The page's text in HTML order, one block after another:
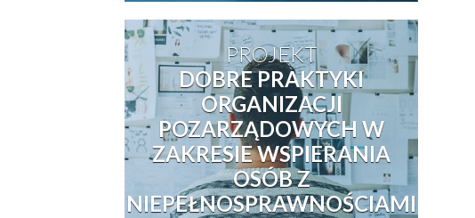
PROJEKT
DOBRE PRAKTYKI
ORGANIZACJI
POZARZĄDOWYCH W
ZAKRESIE WSPIERANIA
OSÓB Z
NIEPEŁNOSPRAWNOŚCIAMI